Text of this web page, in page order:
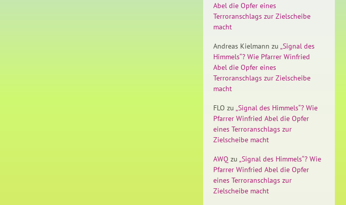
Abel die Opfer eines
Terroranschlags zur Zielscheibe
macht
Andreas Kielmann zu „Signal des
Himmels“? Wie Pfarrer Winfried
Abel die Opfer eines
Terroranschlags zur Zielscheibe
macht
FLO zu „Signal des Himmels“? Wie
Pfarrer Winfried Abel die Opfer
eines Terroranschlags zur
Zielscheibe macht
AWQ zu „Signal des Himmels“? Wie
Pfarrer Winfried Abel die Opfer
eines Terroranschlags zur
Zielscheibe macht